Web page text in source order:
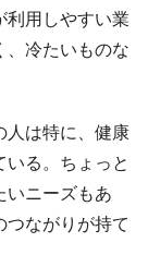
利用しやすい業
、冷たいものな
は特に、健康
る。ちょっと
いニーズもあ
つながりが持て